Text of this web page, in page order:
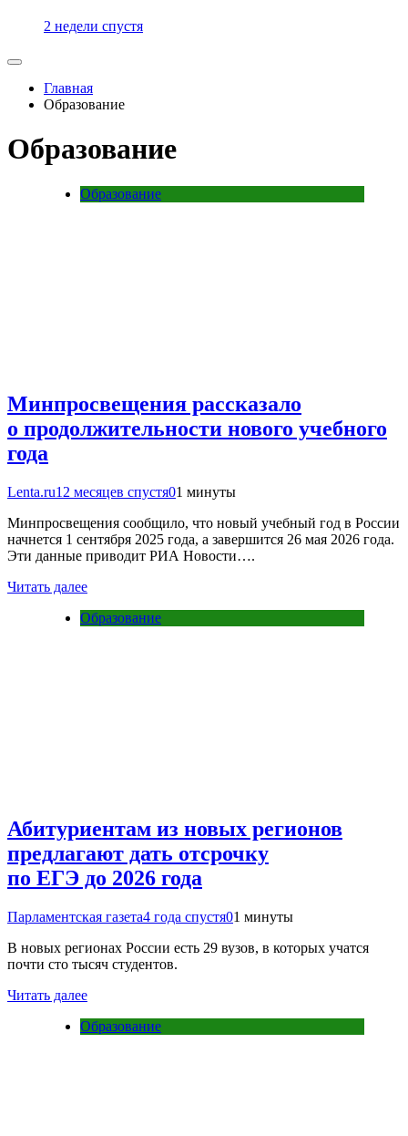
2 недели спустя
Главная
Образование
Образование
Образование
Минпросвещения рассказало
о продолжительности нового учебного
года
Lenta.ru12 месяцев спустя01 минуты
Минпросвещения сообщило, что новый учебный год в России
начнется 1 сентября 2025 года, а завершится 26 мая 2026 года.
Эти данные приводит РИА Новости….
Читать далее
Образование
Абитуриентам из новых регионов
предлагают дать отсрочку
по ЕГЭ до 2026 года
Парламентская газета4 года спустя01 минуты
В новых регионах России есть 29 вузов, в которых учатся
почти сто тысяч студентов.
Читать далее
Образование